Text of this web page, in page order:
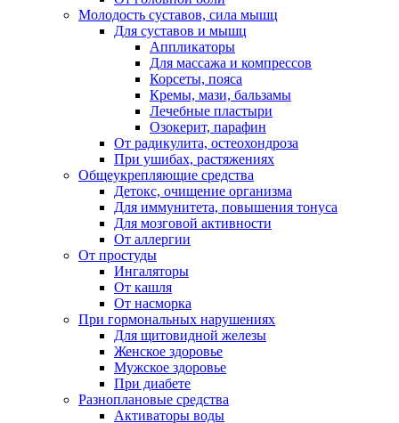
Молодость суставов, сила мышц
Для суставов и мышц
Аппликаторы
Для массажа и компрессов
Корсеты, пояса
Кремы, мази, бальзамы
Лечебные пластыри
Озокерит, парафин
От радикулита, остеохондроза
При ушибах, растяжениях
Общеукрепляющие средства
Детокс, очищение организма
Для иммунитета, повышения тонуса
Для мозговой активности
От аллергии
От простуды
Ингаляторы
От кашля
От насморка
При гормональных нарушениях
Для щитовидной железы
Женское здоровье
Мужское здоровье
При диабете
Разноплановые средства
Активаторы воды